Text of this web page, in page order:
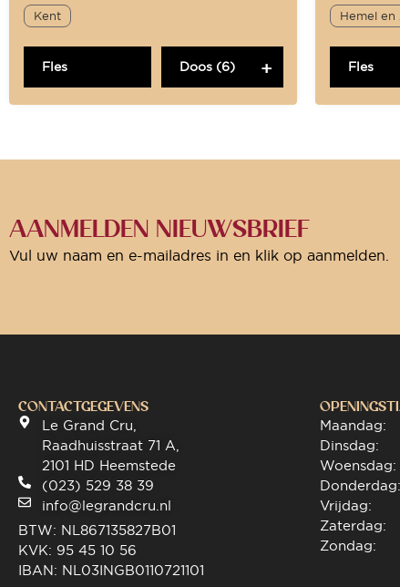
Kent
Fles Doos (6)
Hemel en
Fles
AANMELDEN NIEUWSBRIEF
Vul uw naam en e-mailadres in en klik op aanmelden.
CONTACTGEGEVENS
Le Grand Cru,
Raadhuisstraat 71 A,
2101 HD Heemstede
(023) 529 38 39
info@legrandcru.nl
BTW: NL867135827B01
KVK: 95 45 10 56
IBAN: NL03INGB0110721101
Maandag:
Dinsdag:
Woensdag:
Donderdag:
Vrijdag:
Zaterdag:
Zondag: